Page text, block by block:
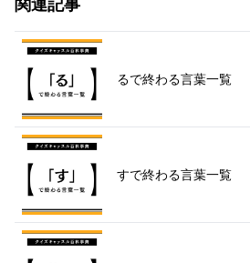
るで終わる言葉一覧
すで終わる言葉一覧